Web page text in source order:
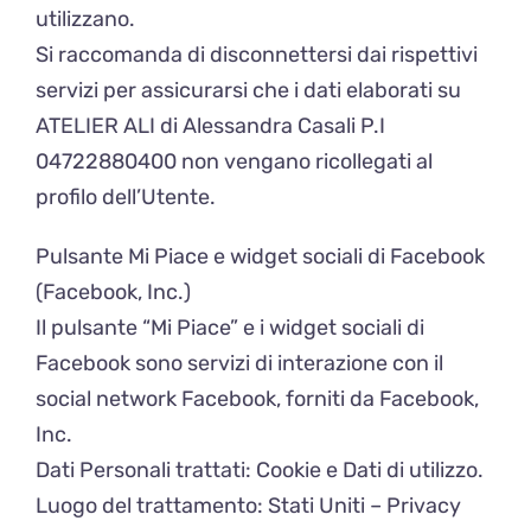
utilizzano.
Si raccomanda di disconnettersi dai rispettivi
servizi per assicurarsi che i dati elaborati su
ATELIER ALI di Alessandra Casali P.I
04722880400 non vengano ricollegati al
profilo dell’Utente.
Pulsante Mi Piace e widget sociali di Facebook
(Facebook, Inc.)
Il pulsante “Mi Piace” e i widget sociali di
Facebook sono servizi di interazione con il
social network Facebook, forniti da Facebook,
Inc.
Dati Personali trattati: Cookie e Dati di utilizzo.
Luogo del trattamento: Stati Uniti – Privacy